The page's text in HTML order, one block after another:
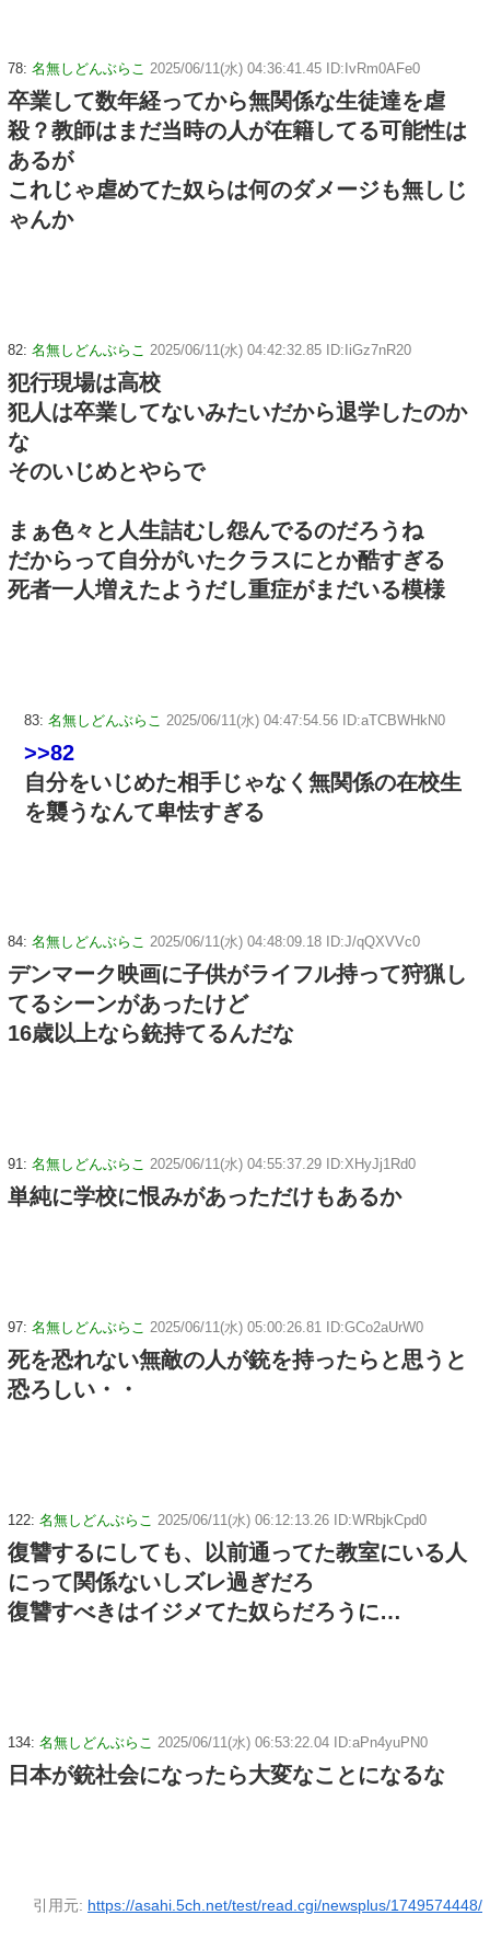
78: 名無しどんぶらこ 2025/06/11(水) 04:36:41.45 ID:IvRm0AFe0
卒業して数年経ってから無関係な生徒達を虐
殺？教師はまだ当時の人が在籍してる可能性は
あるが
これじゃ虐めてた奴らは何のダメージも無しじ
ゃんか
82: 名無しどんぶらこ 2025/06/11(水) 04:42:32.85 ID:IiGz7nR20
犯行現場は高校
犯人は卒業してないみたいだから退学したのか
な
そのいじめとやらで
まぁ色々と人生詰むし怨んでるのだろうね
だからって自分がいたクラスにとか酷すぎる
死者一人増えたようだし重症がまだいる模様
83: 名無しどんぶらこ 2025/06/11(水) 04:47:54.56 ID:aTCBWHkN0
>>82
自分をいじめた相手じゃなく無関係の在校生
を襲うなんて卑怯すぎる
84: 名無しどんぶらこ 2025/06/11(水) 04:48:09.18 ID:J/qQXVVc0
デンマーク映画に子供がライフル持って狩猟し
てるシーンがあったけど
16歳以上なら銃持てるんだな
91: 名無しどんぶらこ 2025/06/11(水) 04:55:37.29 ID:XHyJj1Rd0
単純に学校に恨みがあっただけもあるか
97: 名無しどんぶらこ 2025/06/11(水) 05:00:26.81 ID:GCo2aUrW0
死を恐れない無敵の人が銃を持ったらと思うと
恐ろしい・・
122: 名無しどんぶらこ 2025/06/11(水) 06:12:13.26 ID:WRbjkCpd0
復讐するにしても、以前通ってた教室にいる人
にって関係ないしズレ過ぎだろ
復讐すべきはイジメてた奴らだろうに…
134: 名無しどんぶらこ 2025/06/11(水) 06:53:22.04 ID:aPn4yuPN0
日本が銃社会になったら大変なことになるな
引用元: https://asahi.5ch.net/test/read.cgi/newsplus/1749574448/